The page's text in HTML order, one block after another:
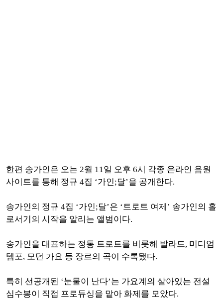
한편 송가인은 오는 2월 11일 오후 6시 각종 온라인 음원
사이트를 통해 정규 4집 ‘가인;달’을 공개한다.
송가인의 정규 4집 ‘가인;달’은 ‘트로트 여제’ 송가인의 홀
로서기의 시작을 알리는 앨범이다.
송가인을 대표하는 정통 트로트를 비롯해 발라드, 미디엄
템포, 모던 가요 등 장르의 곡이 수록됐다.
특히 선공개된 ‘눈물이 난다’는 가요계의 살아있는 전설
심수봉이 직접 프로듀싱을 맡아 화제를 모았다.